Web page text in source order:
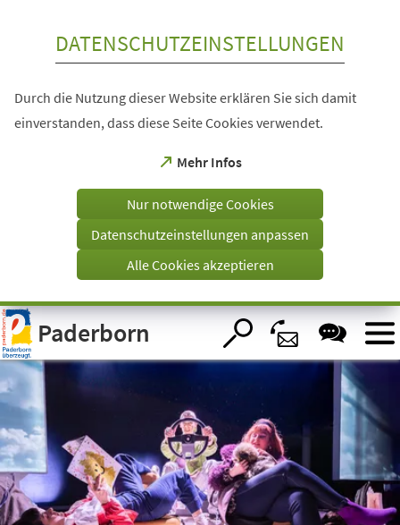
Visuelle
Assistenzsoftware
öffnen.
DATENSCHUTZEINSTELLUNGEN
Durch die Nutzung dieser Website erklären Sie sich damit
einverstanden, dass diese Seite Cookies verwendet.
Mehr Infos
(Öffnet
einem
Tab)
Nur notwendige Cookies
Datenschutzeinstellungen anpassen
Alle Cookies akzeptieren
Paderborn